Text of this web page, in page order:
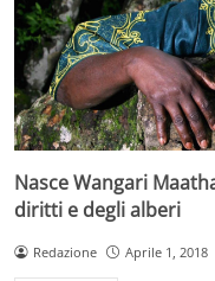
Nasce Wangari
diritti e degli alberi
Redazione Aprile 1, 2018